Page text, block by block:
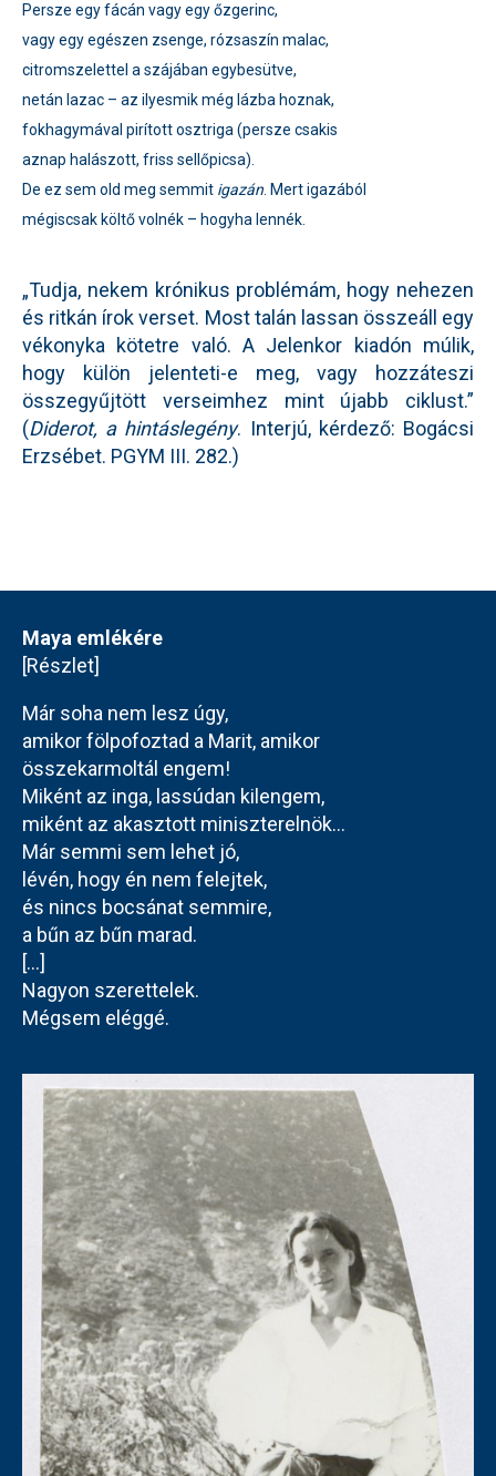
Persze egy fácán vagy egy őzgerinc,
vagy egy egészen zsenge, rózsaszín malac,
citromszelettel a szájában egybesütve,
netán lazac – az ilyesmik még lázba hoznak,
fokhagymával pirított osztriga (persze csakis
aznap halászott, friss sellőpicsa).
De ez sem old meg semmit igazán . Mert igazából
mégiscsak költő volnék – hogyha lennék.
„Tudja, nekem krónikus problémám, hogy nehezen
és ritkán írok verset. Most talán lassan összeáll egy
vékonyka kötetre való. A Jelenkor kiadón múlik,
hogy külön jelenteti-e meg, vagy hozzáteszi
összegyűjtött verseimhez mint újabb ciklust.”
(Diderot, a hintáslegény. Interjú, kérdező: Bogácsi
Erzsébet. PGYM III. 282.)
Maya emlékére
[Részlet]
Már soha nem lesz úgy,
amikor fölpofoztad a Marit, amikor
összekarmoltál engem!
Miként az inga, lassúdan kilengem,
miként az akasztott miniszterelnök…
Már semmi sem lehet jó,
lévén, hogy én nem felejtek,
és nincs bocsánat semmire,
a bűn az bűn marad.
[...]
Nagyon szerettelek.
Mégsem eléggé.